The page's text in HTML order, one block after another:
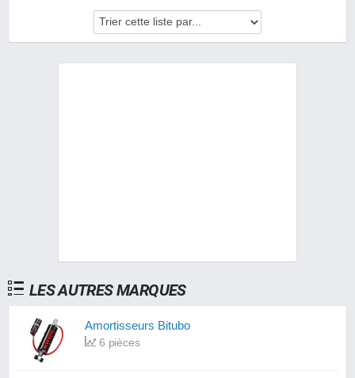
LES AUTRES MARQUES
Amortisseurs Bitubo
6 pièces